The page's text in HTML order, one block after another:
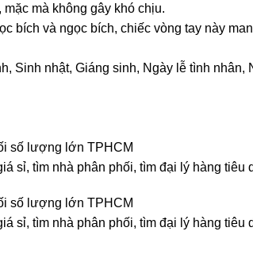
mà không gây khó chịu.
bích và ngọc bích, chiếc vòng tay này
Sinh nhật, Giáng sinh, Ngày lễ tình nhân,
số lượng lớn TPHCM
sỉ, tìm nhà phân phối, tìm đại lý hàng tiêu
số lượng lớn TPHCM
sỉ, tìm nhà phân phối, tìm đại lý hàng tiêu